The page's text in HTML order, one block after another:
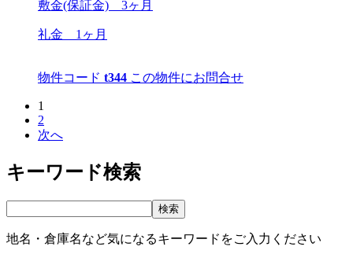
敷金(保証金) 3ヶ月
礼金 1ヶ月
物件コード t344 この物件にお問合せ
1
2
次へ
キーワード検索
地名・倉庫名など気になるキーワードをご入力ください